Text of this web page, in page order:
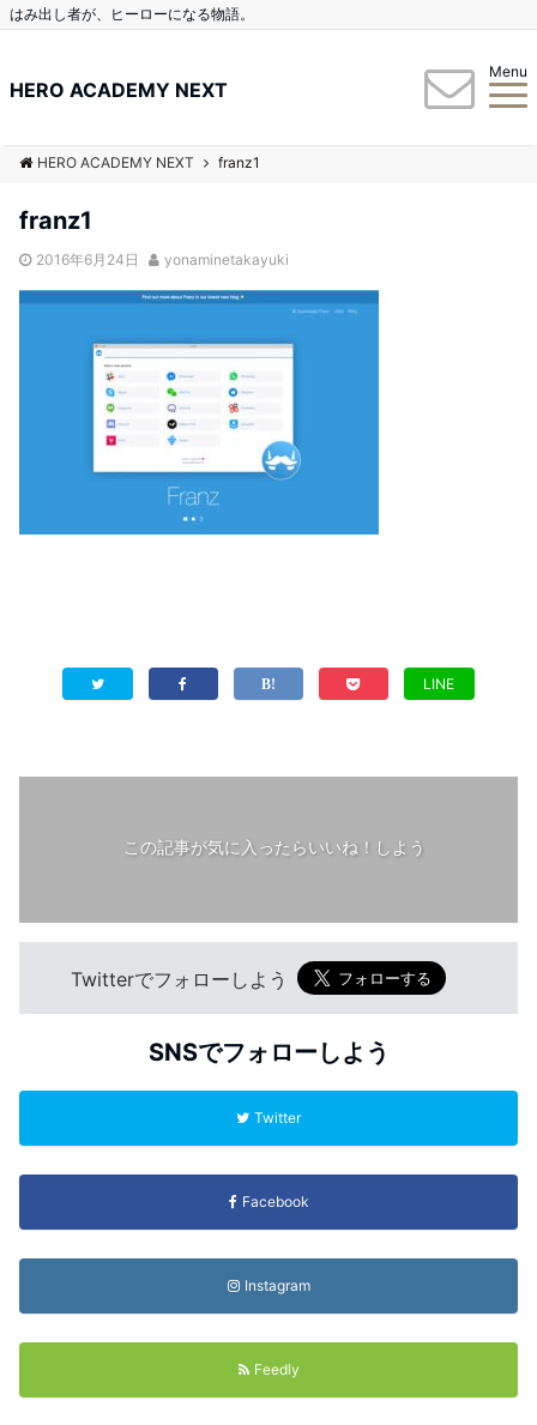
はみ出し者が、ヒーローになる物語。
HERO ACADEMY NEXT
Menu
HERO ACADEMY NEXT franz1
franz1
2016年6月24日 yonaminetakayuki
LINE
この記事が気に入ったらいいね！しよう
Twitterでフォローしよう
SNSでフォローしよう
Twitter
Facebook
Instagram
Feedly